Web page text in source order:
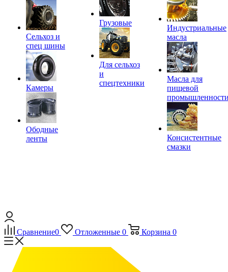
Сельхоз и
спец шины
Камеры
Ободные
ленты
Грузовые
Для сельхоз
и
спецтехники
Индустриальные
масла
Масла для
пищевой
Консистентные
смазки
Сравнение0 Отложенные 0 Корзина 0